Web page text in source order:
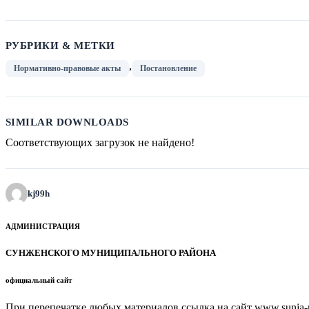
РУБРИКИ & МЕТКИ
Нормативно-правовые акты , Постановление
SIMILAR DOWNLOADS
Соответствующих загрузок не найдено!
kj99h
АДМИНИСТРАЦИЯ
СУНЖЕНСКОГО МУНИЦИПАЛЬНОГО РАЙОНА
официальный сайт